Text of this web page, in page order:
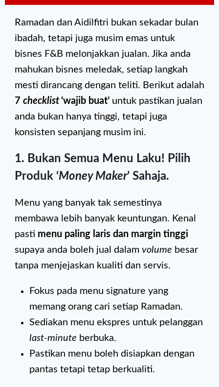
Ramadan dan Aidilfitri bukan sekadar bulan
ibadah, tetapi juga musim emas untuk
bisnes F&B melonjakkan jualan. Jika anda
mahukan bisnes meledak, setiap langkah
mesti dirancang dengan teliti. Berikut adalah
7 checklist ‘wajib buat’ untuk pastikan jualan
anda bukan hanya tinggi, tetapi juga
konsisten sepanjang musim ini.
1. Bukan Semua Menu Laku! Pilih
Produk ‘Money Maker’ Sahaja.
Menu yang banyak tak semestinya
membawa lebih banyak keuntungan. Kenal
pasti menu paling laris dan margin tinggi
supaya anda boleh jual dalam volume besar
tanpa menjejaskan kualiti dan servis.
Fokus pada menu signature yang
memang orang cari setiap Ramadan.
Sediakan menu ekspres untuk pelanggan
last-minute berbuka.
Pastikan menu boleh disiapkan dengan
pantas tetapi tetap berkualiti.